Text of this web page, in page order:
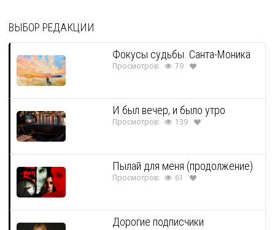
ВЫБОР РЕДАКЦИИ
Фокусы судьбы. Санта-Моника
Просмотров: 79
И был вечер, и было утро
Просмотров: 139
Пылай для меня (продолжение)
Просмотров: 61
Дорогие подписчики